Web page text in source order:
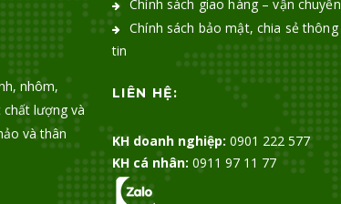
nhôm,
chất lượng và
và thân
Chính sách giao hàng – vận chuyển
Chính sách bảo mật, chia sẻ thông
tin
LIÊN HỆ:
KH doanh nghiệp: 0901 222 577
KH cá nhân: 0911 97 11 77